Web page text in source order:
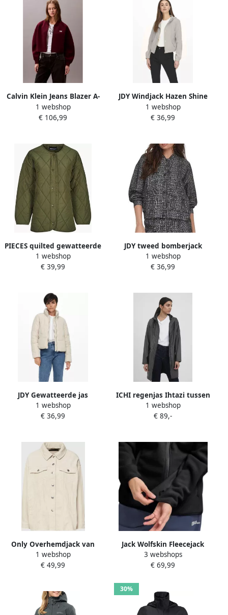
Calvin Klein Jeans Blazer A-
OVERSIZED SCUBA Z
LV047C524G
1 webshop
€ 106,99
JDY Windjack Hazen Shine
1 webshop
€ 36,99
PIECES quilted gewatteerde
tussenjas groen PCSTELLA
1 webshop
€ 39,99
JDY tweed bomberjack
winter BAILEE grijs
melange
1 webshop
€ 36,99
JDY Gewatteerde jas
NEWERICA LIFE SHORT
PADD JKT OTW NOOS
1 webshop
€ 36,99
ICHI regenjas Ihtazi tussen
zwart
1 webshop
€ 89,-
Only Overhemdjack van
corduroy met platte kraag
1 webshop
€ 49,99
Jack Wolfskin Fleecejack
MOONRISE Ademend licht
overgangsjas
3 webshops
€ 69,99
30%